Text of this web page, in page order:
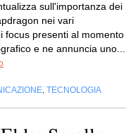
sull'importanza dei
nei vari
focus presenti al momento
e ne annuncia uno...
TECNOLOGIA